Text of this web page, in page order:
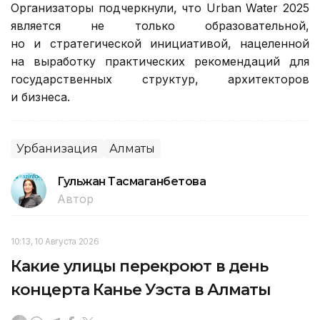
Организаторы подчеркнули, что Urban Water 2025
является не только образовательной,
но и стратегической инициативой, нацеленной
на выработку практических рекомендаций для
государственных структур, архитекторов
и бизнеса.
Урбанизация Алматы
Гульжан Тасмаганбетова
Автор
10:13, 10 Августа 2026
Какие улицы перекроют в день
концерта Канье Уэста в Алматы